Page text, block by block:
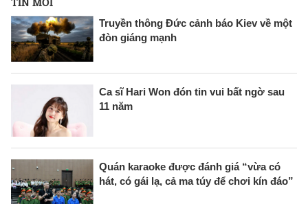
Truyền thông Đức cảnh báo Kiev về một
đòn giáng mạnh
Ca sĩ Hari Won đón tin vui bất ngờ sau
11 năm
Quán karaoke được đánh giá “vừa có
hát, có gái lạ, cả ma túy để chơi kín đáo”